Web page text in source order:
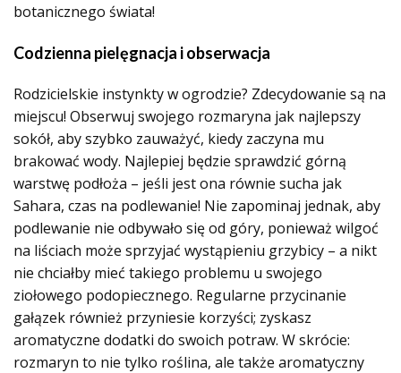
botanicznego świata!
Codzienna pielęgnacja i obserwacja
Rodzicielskie instynkty w ogrodzie? Zdecydowanie są na
miejscu! Obserwuj swojego rozmaryna jak najlepszy
sokół, aby szybko zauważyć, kiedy zaczyna mu
brakować wody. Najlepiej będzie sprawdzić górną
warstwę podłoża – jeśli jest ona równie sucha jak
Sahara, czas na podlewanie! Nie zapominaj jednak, aby
podlewanie nie odbywało się od góry, ponieważ wilgoć
na liściach może sprzyjać wystąpieniu grzybicy – a nikt
nie chciałby mieć takiego problemu u swojego
ziołowego podopiecznego. Regularne przycinanie
gałązek również przyniesie korzyści; zyskasz
aromatyczne dodatki do swoich potraw. W skrócie:
rozmaryn to nie tylko roślina, ale także aromatyczny